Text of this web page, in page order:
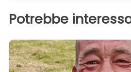
Potrebbe